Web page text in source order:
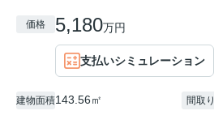
価格 5,180万円
支払いシミュレーション
建物面積143.56㎡ 間取り